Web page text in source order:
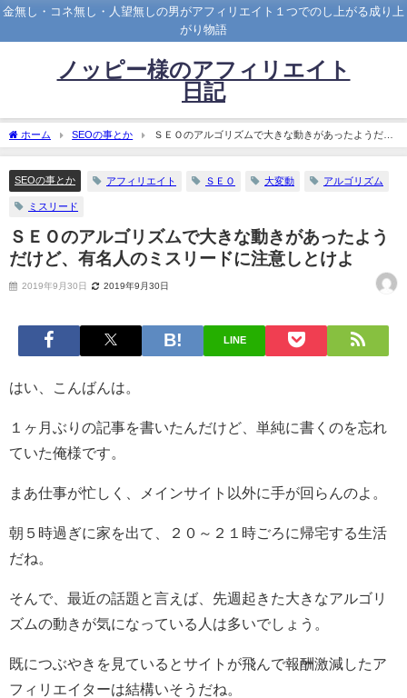
金無し・コネ無し・人望無しの男がアフィリエイト１つでのし上がる成り上
がり物語
ノッピー様のアフィリエイト
日記
ホーム SEOの事とか
ＳＥＯのアルゴリズムで大きな動きがあったようだけ
ど、有名人のミスリードに注意しとけよ
SEOの事とか アフィリエイト ＳＥＯ 大変動 アルゴリズム
ミスリード
ＳＥＯのアルゴリズムで大きな動きがあったよう
だけど、有名人のミスリードに注意しとけよ
2019年9月30日 2019年9月30日
LINE
はい、こんばんは。
１ヶ月ぶりの記事を書いたんだけど、単純に書くのを忘れ
ていた俺様です。
まあ仕事が忙しく、メインサイト以外に手が回らんのよ。
朝５時過ぎに家を出て、２０～２１時ごろに帰宅する生活
だね。
そんで、最近の話題と言えば、先週起きた大きなアルゴリ
ズムの動きが気になっている人は多いでしょう。
既につぶやきを見ているとサイトが飛んで報酬激減したア
フィリエイターは結構いそうだね。